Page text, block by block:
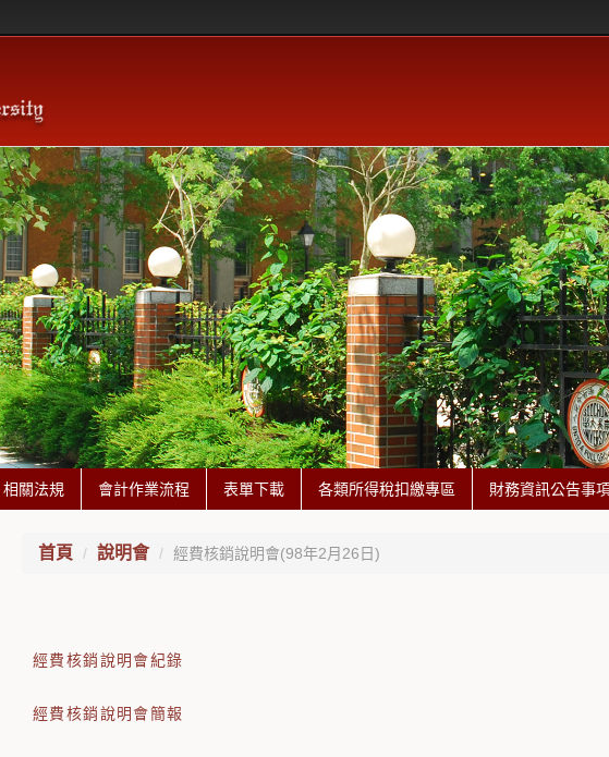
相關法規 會計作業流程 表單下載 各類所得稅扣繳專區 財務資訊公告事
首頁 說明會 經費核銷說明會(98年2月26日)
經費核銷說明會紀錄
經費核銷說明會簡報